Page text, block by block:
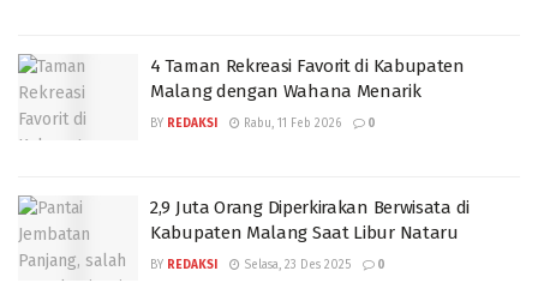
4 Taman Rekreasi Favorit di Kabupaten
Malang dengan Wahana Menarik
BY REDAKSI Rabu, 11 Feb 2026 0
2,9 Juta Orang Diperkirakan Berwisata di
Kabupaten Malang Saat Libur Nataru
BY REDAKSI Selasa, 23 Des 2025 0